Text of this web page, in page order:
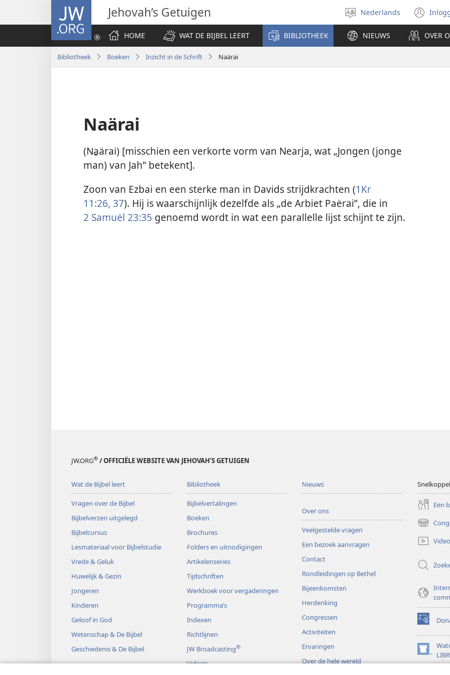
JW.ORG Jehovah’s Getuigen
Taal
selecteren
Nederlands
HOME
WAT DE BIJBEL LEERT BIBLIOTHEEK NIEUWS OVER
Bibliotheek Boeken Inzicht in de Schrift Naärai
Naärai
(Na̱ärai) [misschien een verkorte vorm van Nearja, wat „Jongen (jonge
man) van Jah” betekent].
Zoon van Ezbai en een sterke man in Davids strijdkrachten (1Kr
11:26, 37). Hij is waarschijnlijk dezelfde als „de Arbiet Paërai”, die in
2 Samuël 23:35 genoemd wordt in wat een parallelle lijst schijnt te zijn.
JW.ORG® / OFFICIËLE WEBSITE VAN JEHOVAH’S GETUIGEN
Wat de Bijbel leert
Vragen over de Bijbel
Bijbelverzen uitgelegd
Bijbelcursus
Lesmateriaal voor Bijbelstudie
Vrede & Geluk
Huwelijk & Gezin
Jongeren
Kinderen
Geloof in God
Wetenschap & De Bijbel
Geschiedenis & De Bijbel
Bibliotheek
Bijbelvertalingen
Boeken
Brochures
Folders en uitnodigingen
Artikelenseries
Tijdschriften
Werkboek voor vergaderingen
Programma’s
Indexen
Richtlijnen
JW Broadcasting®
Video’s
Nieuws
Over ons
Veelgestelde vragen
Een bezoek aanvragen
Contact
Rondleidingen op Bethel
Bijeenkomsten
Herdenking
Congressen
Activiteiten
Ervaringen
Over de hele wereld
Een
(opent
nieuw
venster)
(opent
nieuw
venster)
(opent
nieuw